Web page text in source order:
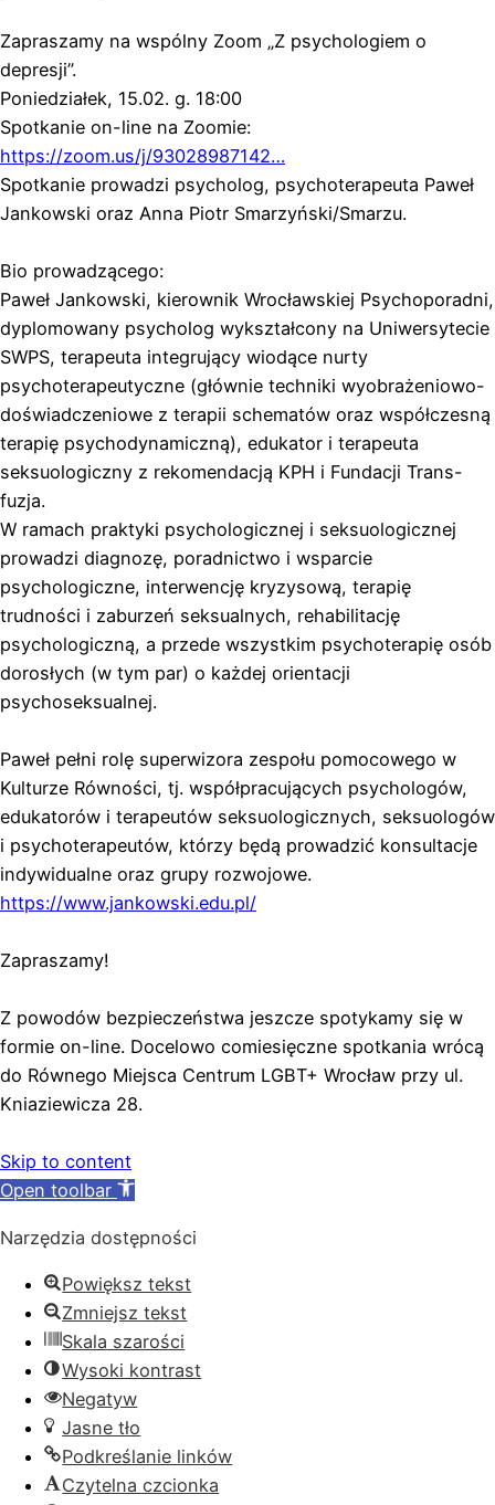
Zapraszamy na wspólny Zoom „Z psychologiem o
depresji”.
Poniedziałek, 15.02. g. 18:00
Spotkanie on-line na Zoomie:
https://zoom.us/j/93028987142…
Spotkanie prowadzi psycholog, psychoterapeuta Paweł
Jankowski oraz Anna Piotr Smarzyński/Smarzu.
Bio prowadzącego:
Paweł Jankowski, kierownik Wrocławskiej Psychoporadni,
dyplomowany psycholog wykształcony na Uniwersytecie
SWPS, terapeuta integrujący wiodące nurty
psychoterapeutyczne (głównie techniki wyobrażeniowo-
doświadczeniowe z terapii schematów oraz współczesną
terapię psychodynamiczną), edukator i terapeuta
seksuologiczny z rekomendacją KPH i Fundacji Trans-
fuzja.
W ramach praktyki psychologicznej i seksuologicznej
prowadzi diagnozę, poradnictwo i wsparcie
psychologiczne, interwencję kryzysową, terapię
trudności i zaburzeń seksualnych, rehabilitację
psychologiczną, a przede wszystkim psychoterapię osób
dorosłych (w tym par) o każdej orientacji
psychoseksualnej.
Paweł pełni rolę superwizora zespołu pomocowego w
Kulturze Równości, tj. współpracujących psychologów,
edukatorów i terapeutów seksuologicznych, seksuologów
i psychoterapeutów, którzy będą prowadzić konsultacje
indywidualne oraz grupy rozwojowe.
https://www.jankowski.edu.pl/
Zapraszamy!
Z powodów bezpieczeństwa jeszcze spotykamy się w
formie on-line. Docelowo comiesięczne spotkania wrócą
do Równego Miejsca Centrum LGBT+ Wrocław przy ul.
Kniaziewicza 28.
Skip to content
Open toolbar
Narzędzia dostępności
Powiększ tekst
Zmniejsz tekst
Skala szarości
Wysoki kontrast
Negatyw
Jasne tło
Podkreślanie linków
Czytelna czcionka